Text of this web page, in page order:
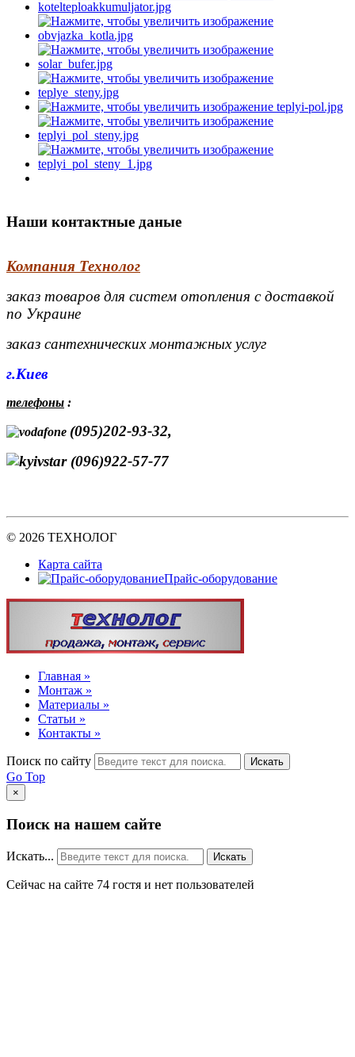
Наши контактные даные
Компания Технолог
заказ товаров для систем отопления с доставкой
по Украине
заказ сантехнических монтажных услуг
г.Киев
телефоны :
(095)202-93-32,
(096)922-57-77
© 2026 ТЕХНОЛОГ
Карта сайта
Прайс-оборудование
Главная »
Монтаж »
Материалы »
Статьи »
Контакты »
Поиск по сайту Искать
Go Top
×
Поиск на нашем сайте
Искать... Искать
Сейчас на сайте 74 гостя и нет пользователей